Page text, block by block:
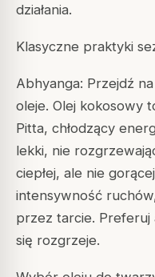
działania.
Klasyczne praktyki
Abhyanga: Przejdź
oleje. Olej kokosowy
Pitta, chłodzący
lekki, nie
ciepłej, ale nie
intensywność
przez tarcie. Preferuj
się rozgrzeje.